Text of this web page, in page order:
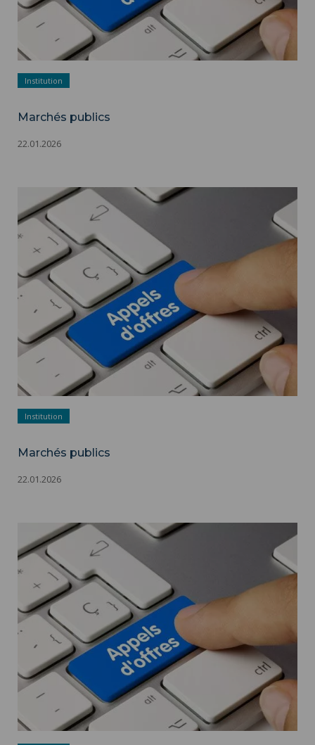
Institution
Marchés publics
22.01.2026
Marchés publics ">
Marchés publics - Appels d'offres - Adobestock
Institution
Marchés publics
22.01.2026
Marchés publics ">
Marchés publics - Appels d'offres - Adobestock